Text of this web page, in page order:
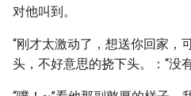
对他叫到。
“刚才太激动了，想送你回家，
头，不好意思的挠下头。：“没